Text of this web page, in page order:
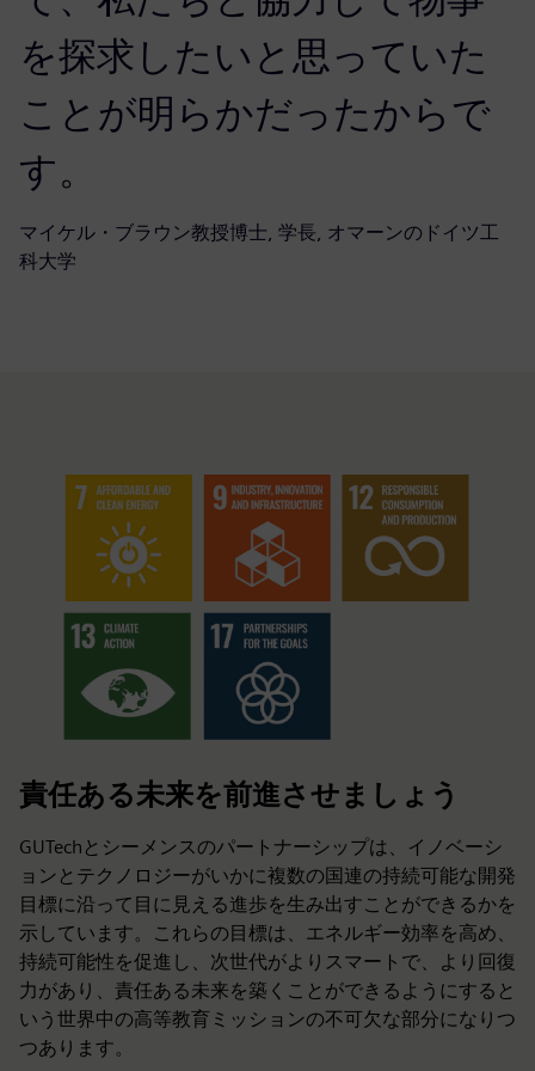
を探求したいと思っていた
ことが明らかだったからで
す。
マイケル・ブラウン教授博士, 学長, オマーンのドイツ工
科大学
責任ある未来を前進させましょう
GUTechとシーメンスのパートナーシップは、イノベーシ
ョンとテクノロジーがいかに複数の国連の持続可能な開発
目標に沿って目に見える進歩を生み出すことができるかを
示しています。これらの目標は、エネルギー効率を高め、
持続可能性を促進し、次世代がよりスマートで、より回復
力があり、責任ある未来を築くことができるようにすると
いう世界中の高等教育ミッションの不可欠な部分になりつ
つあります。